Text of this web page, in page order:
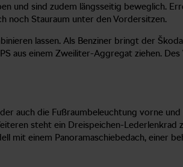
und sind zudem längsseitig beweglich.
noch Stauraum unter den Vordersitzen.
lassen. Als Benziner bringt der
aus einem Zweiliter-Aggregat ziehen.
auch die Fußraumbeleuchtung vorne und
steht ein Dreispeichen-Lederlenkrad
mit einem Panoramaschiebedach, einer